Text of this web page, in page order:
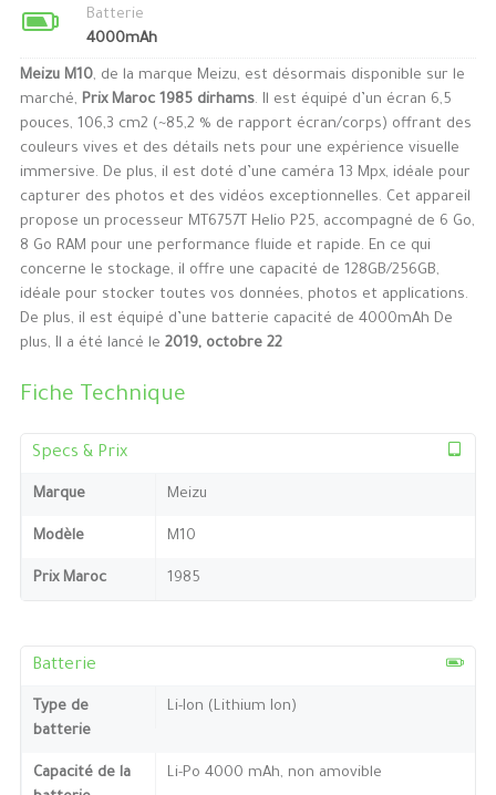
Batterie
4000mAh
Meizu M10, de la marque Meizu, est désormais disponible sur le
marché, Prix Maroc 1985 dirhams. Il est équipé d’un écran 6,5
pouces, 106,3 cm2 (~85,2 % de rapport écran/corps) offrant des
couleurs vives et des détails nets pour une expérience visuelle
immersive. De plus, il est doté d’une caméra 13 Mpx, idéale pour
capturer des photos et des vidéos exceptionnelles. Cet appareil
propose un processeur MT6757T Helio P25, accompagné de 6 Go,
8 Go RAM pour une performance fluide et rapide. En ce qui
concerne le stockage, il offre une capacité de 128GB/256GB,
idéale pour stocker toutes vos données, photos et applications.
De plus, il est équipé d’une batterie capacité de 4000mAh De
plus, Il a été lancé le 2019, octobre 22
Fiche Technique
Specs & Prix
Marque Meizu
Modèle M10
Prix Maroc 1985
Batterie
Type de
batterie
Li-Ion (Lithium Ion)
Capacité de la
Li-Po 4000 mAh, non amovible